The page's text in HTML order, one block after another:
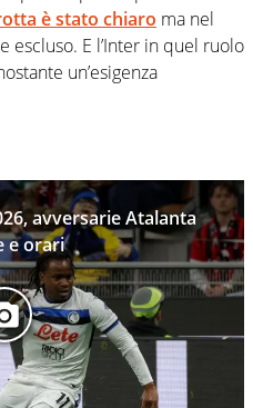
è stato chiaro ma nel
escluso. E l’Inter in quel ruolo
un’esigenza
avversarie Atalanta
e orari